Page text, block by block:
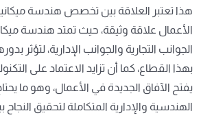
هذا تعتبر العلاقة بين تخصص هندسة
الأعمال علاقة وثيقة، حيث تمتد هندسة
الجوانب التجارية والجوانب الإدارية، لتؤثر
بهذا القطاع، كما أن تزايد الاعتماد على
يفتح الآفاق الجديدة في الأعمال، وهو ما
الهندسية والإدارية المتكاملة لتحقيق النجاح